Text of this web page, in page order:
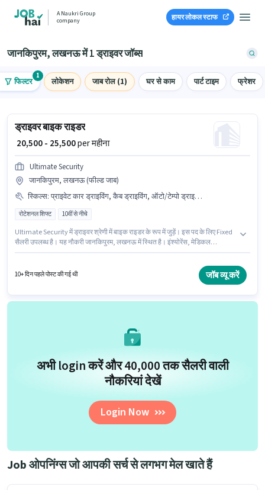
A Naukri Group
company
हायर लोकल स्टाफ
जानकिपुरम, लखनऊ में 1 ड्राइवर जॉब्स
फिल्टर
1
लोकेशन जाब रोल (1) घर से काम पार्ट टाइम फ्रेशर
ड्राइवर बाइक राइडर
₹ 20,500 - 25,500per महीना
Ultimate Security
जानकिपुरम, लखनऊ (फील्ड जाब)
स्किल्स: प्राइवेट कार ड्राइविंग, कैब ड्राइविंग, ऑटो/टेम्पो ड्राइविंग
रोटेशनल शिफ्ट 10वीं से नीचे
Ultimate Security में ड्राइवर श्रेणी में बाइक राइडर के रूप में जुड़ें। इस पद के लिए Fixed
सैलरी उपलब्ध है। यह नौकरी जानकिपुरम, लखनऊ में स्थित है। इंश्योरेंस, मेडिकल
उम्मीदवार के पास ऑटो/टेम्पो ड्राइविंग, कैब ड्राइविंग, प्राइवेट कार ड्राइविंग होना अनिवार्य
10+ दिन पहले पोस्ट की गई थी जॉब व्यू करें
अभी login करें और ₹40,000 तक सैलरी वाली
नौकरियां देखें
Login Now
Job ओपनिंग्स जो आपकी सर्च से लगभग मेल खाते हैं